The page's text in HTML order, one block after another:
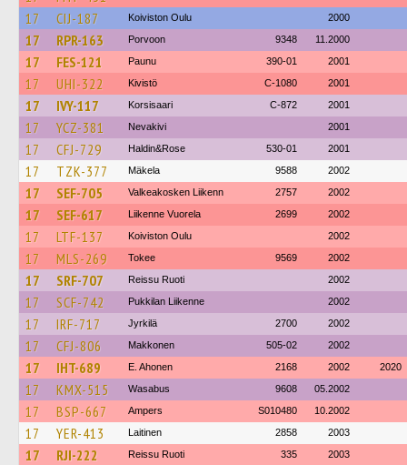
17 CIJ-187 Koiviston Oulu 2000
17 RPR-163 Porvoon 9348 11.2000
17 FES-121 Paunu 390-01 2001
17 UHI-322 Kivistö C-1080 2001
17 IVY-117 Korsisaari C-872 2001
17 YCZ-381 Nevakivi 2001
17 CFJ-729 Haldin&Rose 530-01 2001
17 TZK-377 Mäkela 9588 2002
17 SEF-705 Valkeakosken Liikenn 2757 2002
17 SEF-617 Liikenne Vuorela 2699 2002
17 LTF-137 Koiviston Oulu 2002
17 MLS-269 Tokee 9569 2002
17 SRF-707 Reissu Ruoti 2002
17 SCF-742 Pukkilan Liikenne 2002
17 IRF-717 Jyrkilä 2700 2002
17 CFJ-806 Makkonen 505-02 2002
17 IHT-689 E. Ahonen 2168 2002 2020
17 KMX-515 Wasabus 9608 05.2002
17 BSP-667 Ampers S010480 10.2002
17 YER-413 Laitinen 2858 2003
17 RJI-222 Reissu Ruoti 335 2003